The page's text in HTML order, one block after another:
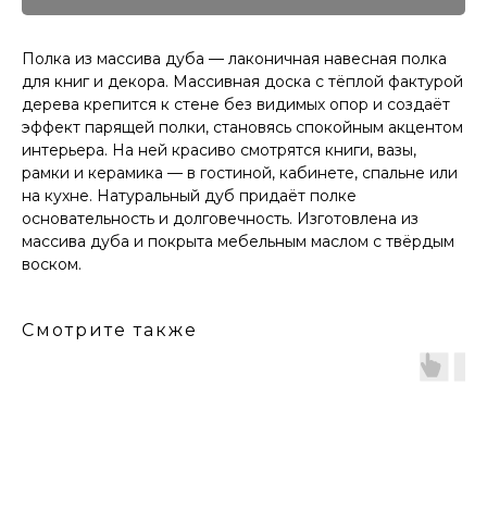
Полка из массива дуба — лаконичная навесная полка
для книг и декора. Массивная доска с тёплой фактурой
дерева крепится к стене без видимых опор и создаёт
эффект парящей полки, становясь спокойным акцентом
интерьера. На ней красиво смотрятся книги, вазы,
рамки и керамика — в гостиной, кабинете, спальне или
на кухне. Натуральный дуб придаёт полке
основательность и долговечность. Изготовлена из
массива дуба и покрыта мебельным маслом с твёрдым
воском.
Смотрите также